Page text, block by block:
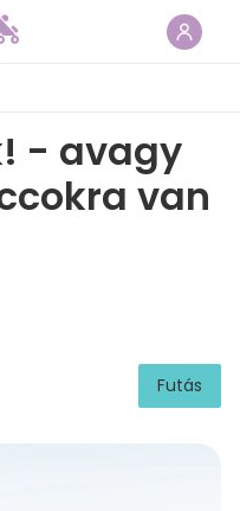
- avagy
van
Futás